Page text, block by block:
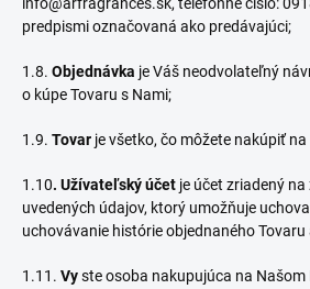
predpismi označovaná ako predávajúci;
1.8. Objednávka je Váš neodvolateľný
o kúpe Tovaru s Nami;
1.9. Tovar je všetko, čo môžete nakúpiť na
1.10. Užívateľský účet je účet zriadený
uvedených údajov, ktorý umožňuje
uchovávanie histórie objednaného
1.11. Vyste osoba nakupujúca na Našom